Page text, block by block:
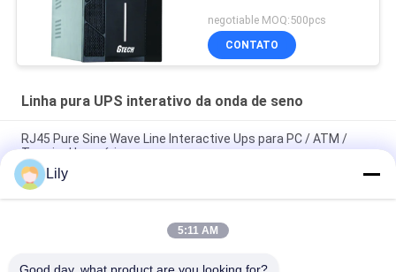
negotiable MOQ:500pcs
CONTATO
Linha pura UPS interativo da onda de seno
RJ45 Pure Sine Wave Line Interactive Ups para PC / ATM /
Terminal bancário
Linha Interativa de Alto Desempenho de Ondas Sinusoidais
600va / 800va / 1200va
Rtl Rack Mount Pure Sine Wave Ups Capacidade da bateria
Lily
5:11 AM